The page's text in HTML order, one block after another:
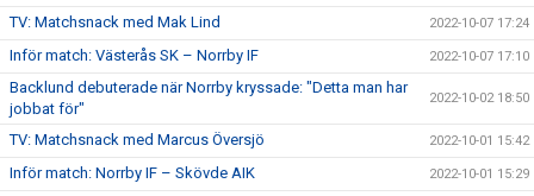
TV: Matchsnack med Mak Lind 2022-10-07 17:24
Inför match: Västerås SK – Norrby IF 2022-10-07 17:10
Backlund debuterade när Norrby kryssade: "Detta man har
jobbat för"
2022-10-02 18:50
TV: Matchsnack med Marcus Översjö 2022-10-01 15:42
Inför match: Norrby IF – Skövde AIK 2022-10-01 15:29